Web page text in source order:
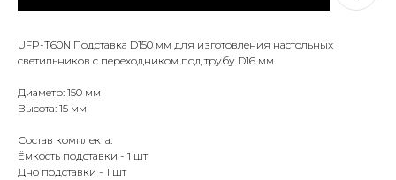
UFP-T60N Подставка D150 мм для изготовления настольных
светильников с переходником под трубу D16 мм
Диаметр: 150 мм
Высота: 15 мм
Состав комплекта:
Ёмкость подставки - 1 шт
Дно подставки - 1 шт